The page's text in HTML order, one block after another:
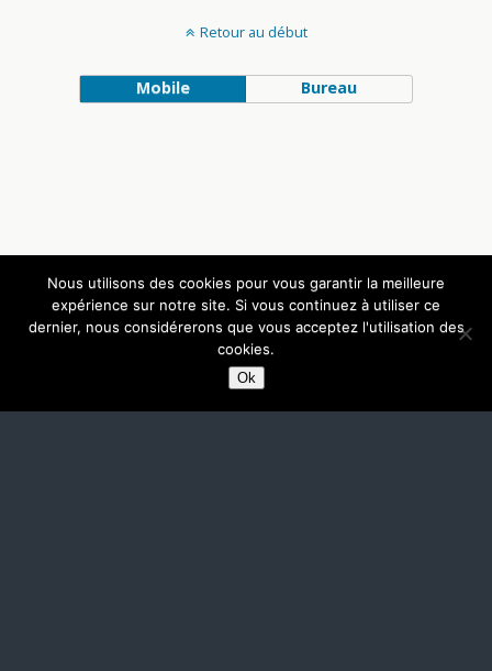
Retour au début
Mobile Bureau
Nous utilisons des cookies pour vous garantir la meilleure
expérience sur notre site. Si vous continuez à utiliser ce
dernier, nous considérerons que vous acceptez l'utilisation des
cookies.
Ok